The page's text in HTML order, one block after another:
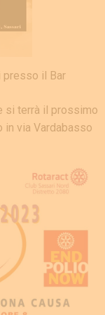
presso il Bar
si terrà il prossimo
in via Vardabasso